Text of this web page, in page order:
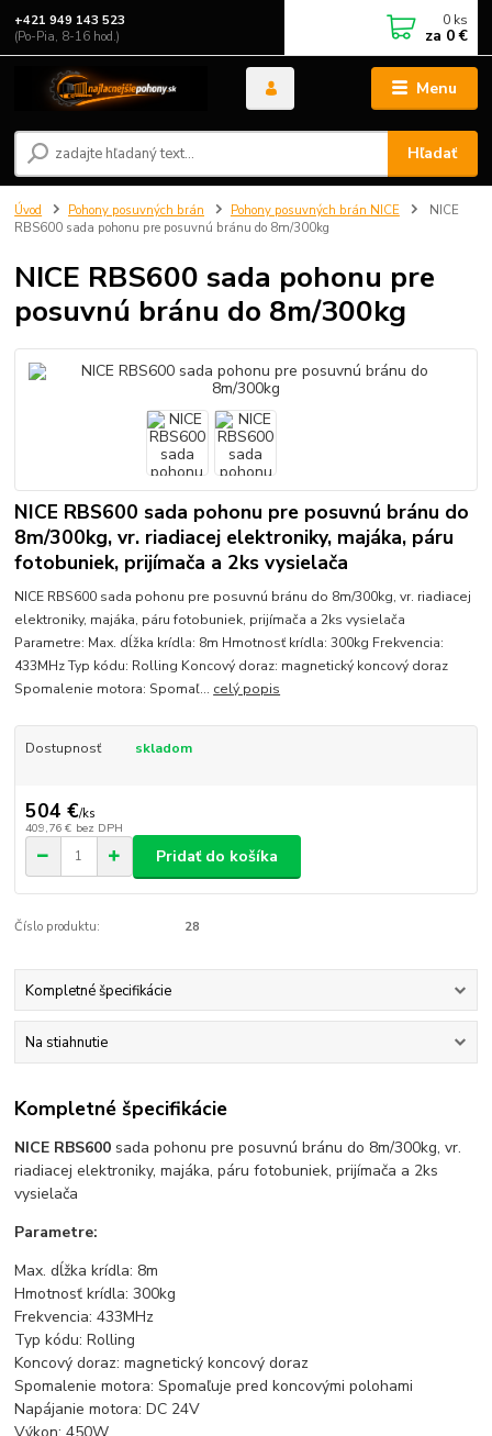
Menu
Hľadať
+421 949 143 523
(Po-Pia, 8-16 hod.)
0 ks
za 0 €
Úvod Pohony posuvných brán Pohony posuvných brán NICE
NICE
RBS600 sada pohonu pre posuvnú bránu do 8m/300kg
NICE RBS600 sada pohonu pre
posuvnú bránu do 8m/300kg
NICE RBS600 sada pohonu pre posuvnú bránu do
8m/300kg, vr. riadiacej elektroniky, majáka, páru
fotobuniek, prijímača a 2ks vysielača
NICE RBS600 sada pohonu pre posuvnú bránu do 8m/300kg, vr. riadiacej
elektroniky, majáka, páru fotobuniek, prijímača a 2ks vysielača
Parametre: Max. dĺžka krídla: 8m Hmotnosť krídla: 300kg Frekvencia:
433MHz Typ kódu: Rolling Koncový doraz: magnetický koncový doraz
Spomalenie motora: Spomaľ... celý popis
Dostupnosť skladom
504 €/ks
409,76 € bez DPH
Pridať do košíka
Číslo produktu: 28
Kompletné špecifikácie
Na stiahnutie
Kompletné špecifikácie
NICE RBS600 sada pohonu pre posuvnú bránu do 8m/300kg, vr.
riadiacej elektroniky, majáka, páru fotobuniek, prijímača a 2ks
vysielača
Parametre:
Max. dĺžka krídla: 8m
Hmotnosť krídla: 300kg
Frekvencia: 433MHz
Typ kódu: Rolling
Koncový doraz: magnetický koncový doraz
Spomalenie motora: Spomaľuje pred koncovými polohami
Napájanie motora: DC 24V